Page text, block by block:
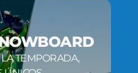
TEMPORADA,